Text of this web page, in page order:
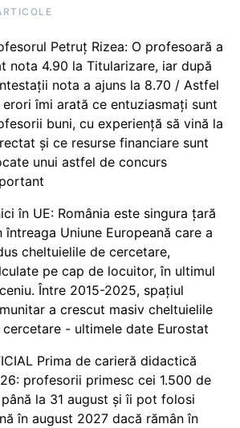
Petruț Rizea: O profesoară a
nota 4.90 la Titularizare, iar după
nota a ajuns la 8.70 / Astfel
erori îmi arată ce entuziasmați sunt
buni, cu experiență să vină la
și ce resurse financiare sunt
unui astfel de concurs
în UE: România este singura țară
întreaga Uniune Europeană care a
cheltuielile de cercetare,
pe cap de locuitor, în ultimul
Între 2015-2025, spațiul
a crescut masiv cheltuielile
cercetare - ultimele date Eurostat
Prima de carieră didactică
profesorii primesc cei 1.500 de
la 31 august și îi pot folosi
în august 2027 dacă rămân în